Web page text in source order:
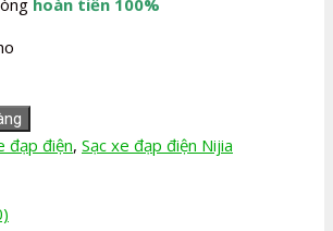
đạp điện, Sạc xe đạp điện Nijia